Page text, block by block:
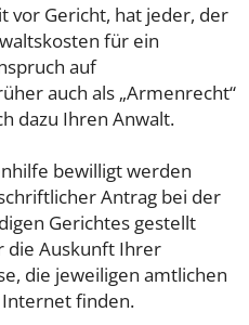
vor Gericht, hat jeder, der
für ein
auf
auch als „Armenrecht“
dazu Ihren Anwalt.
bewilligt werden
Antrag bei der
Gerichtes gestellt
die Auskunft Ihrer
die jeweiligen amtlichen
Internet finden.